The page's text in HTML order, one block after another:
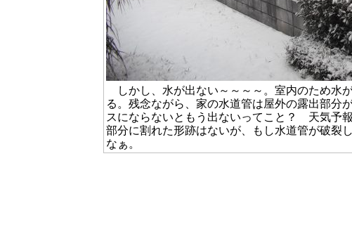
しかし、水が出ない～～～～。室内のため水
る。残念ながら、家の水道管は屋外の露出部分
スにならないともう出ないってこと？ 天気予
部分に割れた形跡はないが、もし水道管が破裂
なぁ。